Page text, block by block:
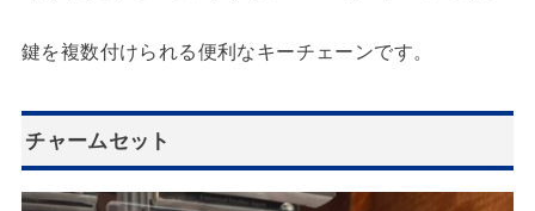
鍵を複数付けられる便利なキーチェーンです。
チャームセット